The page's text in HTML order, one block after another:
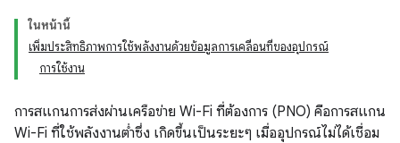
ในหน้านี้
เพิ่มประสิทธิภาพการใช้พลังงานด้วยข้อมูลการเคลื่อนที่ของอุปกรณ์
การใช้งาน
การสแกนการส่งผ่านเครือข่าย Wi-Fi ที่ต้องการ (PNO) คือการสแกน
Wi-Fi ที่ใช้พลังงานต่ำซึ่ง เกิดขึ้นเป็นระยะๆ เมื่ออุปกรณ์ไม่ได้เชื่อม